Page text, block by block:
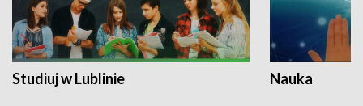
Studiuj w Lublinie Nauka